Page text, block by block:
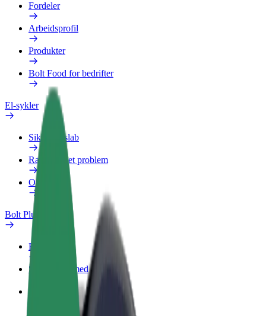
Fordeler
Arbeidsprofil
Produkter
Bolt Food for bedrifter
El-sykler
Sikkerhetslab
Rapporter et problem
OSS
Bolt Pluss
Fordeler
Slik blir du med